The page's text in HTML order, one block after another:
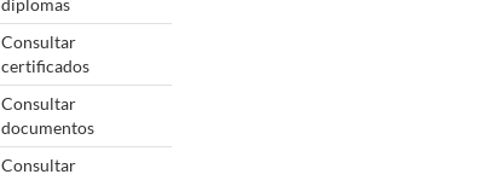
Consultar
certificados
Consultar
documentos
Consultar